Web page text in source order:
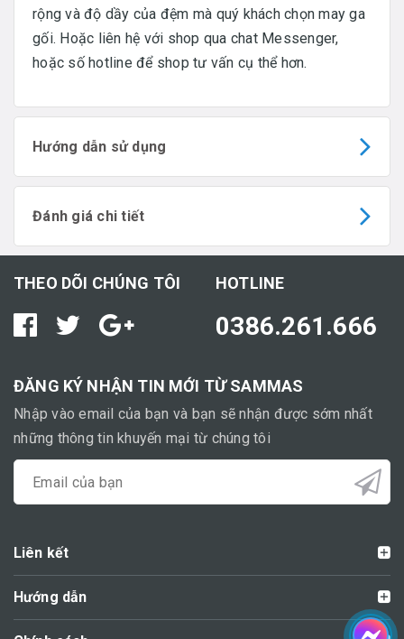
rộng và độ dầy của đệm mà quý khách chọn may ga
gối. Hoặc liên hệ với shop qua chat Messenger,
hoặc số hotline để shop tư vấn cụ thể hơn.
Hướng dẫn sử dụng
Đánh giá chi tiết
THEO DÕI CHÚNG TÔI HOTLINE
0386.261.666
ĐĂNG KÝ NHẬN TIN MỚI TỪ SAMMAS
Nhập vào email của bạn và bạn sẽ nhận được sớm nhất
những thông tin khuyến mại từ chúng tôi
Liên kết
Hướng dẫn